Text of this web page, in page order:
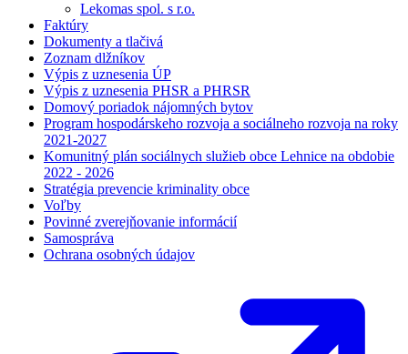
Lekomas spol. s r.o.
Faktúry
Dokumenty a tlačivá
Zoznam dlžníkov
Výpis z uznesenia ÚP
Výpis z uznesenia PHSR a PHRSR
Domový poriadok nájomných bytov
Program hospodárskeho rozvoja a sociálneho rozvoja na roky
2021-2027
Komunitný plán sociálnych služieb obce Lehnice na obdobie
2022 - 2026
Stratégia prevencie kriminality obce
Voľby
Povinné zverejňovanie informácií
Samospráva
Ochrana osobných údajov